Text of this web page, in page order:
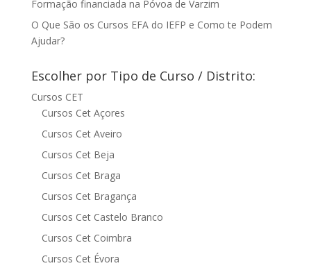
Formação financiada na Póvoa de Varzim
O Que São os Cursos EFA do IEFP e Como te Podem
Ajudar?
Escolher por Tipo de Curso / Distrito:
Cursos CET
Cursos Cet Açores
Cursos Cet Aveiro
Cursos Cet Beja
Cursos Cet Braga
Cursos Cet Bragança
Cursos Cet Castelo Branco
Cursos Cet Coimbra
Cursos Cet Évora